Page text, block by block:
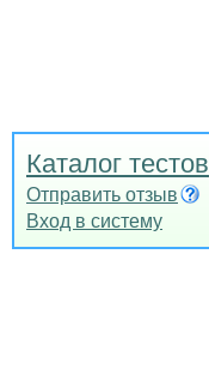
Каталог тестов
Отправить отзыв
Вход в систему